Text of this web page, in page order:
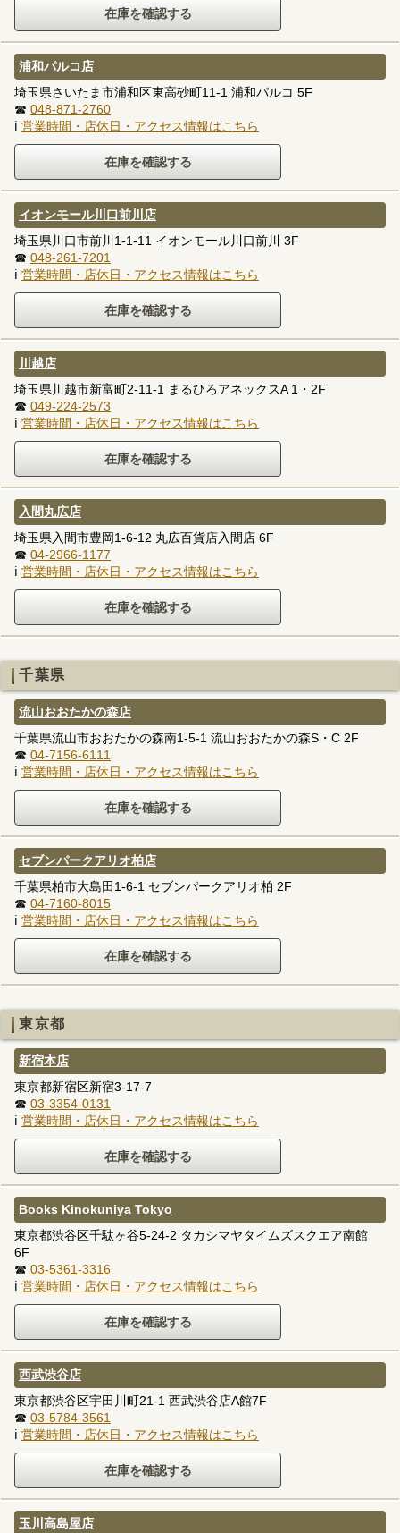
浦和パルコ店
埼玉県さいたま市浦和区東高砂町11-1 浦和パルコ 5F
☎ 048-871-2760
ℹ 営業時間・店休日・アクセス情報はこちら
イオンモール川口前川店
埼玉県川口市前川1-1-11 イオンモール川口前川 3F
☎ 048-261-7201
ℹ 営業時間・店休日・アクセス情報はこちら
川越店
埼玉県川越市新富町2-11-1 まるひろアネックスA 1・2F
☎ 049-224-2573
ℹ 営業時間・店休日・アクセス情報はこちら
入間丸広店
埼玉県入間市豊岡1-6-12 丸広百貨店入間店 6F
☎ 04-2966-1177
ℹ 営業時間・店休日・アクセス情報はこちら
千葉県
流山おおたかの森店
千葉県流山市おおたかの森南1-5-1 流山おおたかの森S・C 2F
☎ 04-7156-6111
ℹ 営業時間・店休日・アクセス情報はこちら
セブンパークアリオ柏店
千葉県柏市大島田1-6-1 セブンパークアリオ柏 2F
☎ 04-7160-8015
ℹ 営業時間・店休日・アクセス情報はこちら
東京都
新宿本店
東京都新宿区新宿3-17-7
☎ 03-3354-0131
ℹ 営業時間・店休日・アクセス情報はこちら
Books Kinokuniya Tokyo
東京都渋谷区千駄ヶ谷5-24-2 タカシマヤタイムズスクエア南館
6F
☎ 03-5361-3316
ℹ 営業時間・店休日・アクセス情報はこちら
西武渋谷店
東京都渋谷区宇田川町21-1 西武渋谷店A館7F
☎ 03-5784-3561
ℹ 営業時間・店休日・アクセス情報はこちら
玉川高島屋店